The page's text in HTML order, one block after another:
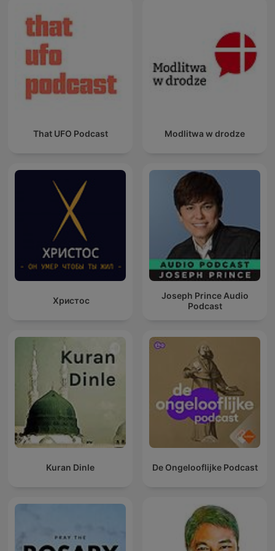
That UFO Podcast Modlitwa w drodze
Христос
Joseph Prince Audio
Podcast
Kuran Dinle De Ongelooflijke Podcast